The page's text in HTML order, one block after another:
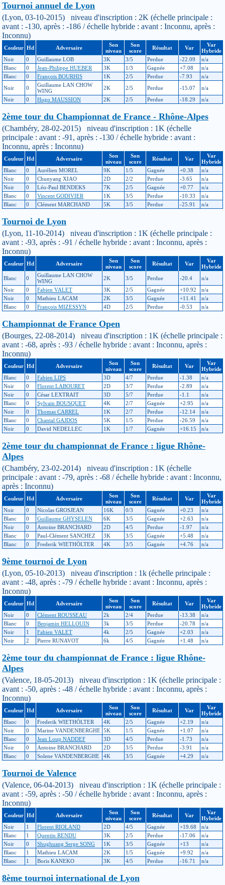
Tournoi annuel de Lyon
(Lyon, 03-10-2015) niveau d'inscription : 2K (échelle principale :
avant : -130, après : -186 / échelle hybride : avant : Inconnu, après :
Inconnu)
Couleur Hd Adversaire
Son
niveau
Son
score
Résultat Var
Var
Hybride
Noir
0 Guillaume LOB 3K 3/5 Perdue -22.09
n/a
Blanc
0 Jean-Philippe HUEBER 3K 1/3 Gagnée +7.08
n/a
Blanc
0 François BOURHIS 1K 2/5 Perdue -7.93
n/a
Noir
0
Guillaume LAN CHOW
WING
2K 2/5 Perdue -15.07
n/a
Noir
0 Hugo MAUSSION 2K 2/5 Perdue -18.29 n/a
2ème tour du Championnat de France - Rhône-Alpes
(Chambéry, 28-02-2015) niveau d'inscription : 1K (échelle
principale : avant : -91, après : -130 / échelle hybride : avant :
Inconnu, après : Inconnu)
Couleur Hd Adversaire
Son
niveau
Son
score
Résultat Var
Var
Hybride
Blanc
0 Aurélien MOREL 9K 1/5 Gagnée +0.38
n/a
Noir
0 Chunyang XIAO 2D 2/2 Perdue -3.65
n/a
Noir
0 Léo-Paul BENDEKS 7K 2/5 Gagnée +0.77
n/a
Blanc
0 Vincent GODIVIER 1K 3/5 Perdue -10.33
n/a
Blanc
0 Clément MARCHAND 5K 3/5 Perdue -25.91 n/a
Tournoi de Lyon
(Lyon, 11-10-2014) niveau d'inscription : 1K (échelle principale :
avant : -93, après : -91 / échelle hybride : avant : Inconnu, après :
Inconnu)
Couleur Hd Adversaire
Son
niveau
Son
score
Résultat Var
Var
Hybride
Blanc
0
Guillaume LAN CHOW
WING
2K 3/5 Perdue -20.4
n/a
Noir
0 Fabien VALET 3K 2/5 Gagnée +10.92
n/a
Noir
0 Mathieu LACAM 2K 3/5 Gagnée +11.41
n/a
Blanc
0 François MIZESSYN 4D 2/5 Perdue -0.53 n/a
Championnat de France Open
(Bourges, 22-08-2014) niveau d'inscription : 1K (échelle principale :
avant : -68, après : -93 / échelle hybride : avant : Inconnu, après :
Inconnu)
Couleur Hd Adversaire
Son
niveau
Son
score
Résultat Var
Var
Hybride
Blanc
0 Fabien LIPS 3D 4/7 Perdue -1.38
n/a
Noir
0 Florent LABOURET 2D 3/7 Perdue -2.89
n/a
Noir
0 César LEXTRAIT 3D 5/7 Perdue -1.1
n/a
Blanc
0 Sylvain BOUSQUET 4K 2/7 Gagnée +2.95
n/a
Noir
0 Thomas CARREL 1K 2/7 Perdue -12.14
n/a
Blanc
0 Chantal GAJDOS 5K 1/5 Perdue -26.59
n/a
Noir
0 David NEDELLEC 1K 1/7 Gagnée +16.15 n/a
2ème tour du championnat de France : ligue Rhône-
Alpes
(Chambéry, 23-02-2014) niveau d'inscription : 1K (échelle
principale : avant : -79, après : -68 / échelle hybride : avant : Inconnu,
après : Inconnu)
Couleur Hd Adversaire
Son
niveau
Son
score
Résultat Var
Var
Hybride
Noir
0 Nicolas GROSJEAN 16K 0/3 Gagnée +0.23
n/a
Blanc
0 Guillaume GHYSELEN 6K 3/5 Gagnée +2.63
n/a
Noir
0 Antoine BRANCHARD 2D 4/5 Perdue -1.97
n/a
Blanc
0 Paul-Clément SANCHEZ 3K 3/5 Gagnée +5.48
n/a
Blanc
0 Frederik WIETHÖLTER 4K 3/5 Gagnée +4.76 n/a
9ème tournoi de Lyon
(Lyon, 05-10-2013) niveau d'inscription : 1k (échelle principale :
avant : -48, après : -79 / échelle hybride : avant : Inconnu, après :
Inconnu)
Couleur Hd Adversaire
Son
niveau
Son
score
Résultat Var
Var
Hybride
Noir
0 Clément ROUSSEAU 2k 2/4 Perdue -13.38
n/a
Blanc
0 Benjamin HELLOUIN 3k 3/5 Perdue -20.78
n/a
Noir
1 Fabien VALET 4k 2/5 Gagnée +2.03
n/a
Noir
2 Pierre RUNAVOT 6k 4/5 Gagnée +1.48 n/a
2ème tour du championnat de France : ligue Rhône-
Alpes
(Valence, 18-05-2013) niveau d'inscription : 1K (échelle principale :
avant : -50, après : -48 / échelle hybride : avant : Inconnu, après :
Inconnu)
Couleur Hd Adversaire
Son
niveau
Son
score
Résultat Var
Var
Hybride
Blanc
0 Frederik WIETHÖLTER 4K 2/5 Gagnée +2.19
n/a
Noir
0 Marine VANDENBERGHE 5K 1/5 Gagnée +1.07
n/a
Blanc
0 Jean Loup NADDEF 3D 4/5 Perdue -1.73
n/a
Noir
0 Antoine BRANCHARD 2D 3/5 Perdue -3.91
n/a
Blanc
0 Solene VANDENBERGHE 4K 3/5 Gagnée +4.29 n/a
Tournoi de Valence
(Valence, 06-04-2013) niveau d'inscription : 1K (échelle principale :
avant : -59, après : -50 / échelle hybride : avant : Inconnu, après :
Inconnu)
Couleur Hd Adversaire
Son
niveau
Son
score
Résultat Var
Var
Hybride
Noir
1 Florent RIOLAND 2D 4/5 Gagnée +19.68
n/a
Blanc
1 Quentin RENDU 3K 2/5 Perdue -17.06
n/a
Noir
0 Shughuang Serge SONG 1K 3/5 Gagnée +13
n/a
Blanc
1 Mathieu LACAM 2K 1/5 Gagnée +9.92
n/a
Blanc
1 Boris KANEKO 3K 4/5 Perdue -16.71 n/a
8ème tournoi international de Lyon